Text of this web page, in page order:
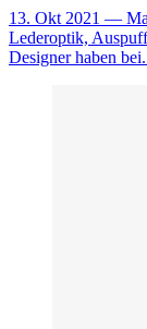
13. Okt 2021 —
Lederoptik,
Designer haben